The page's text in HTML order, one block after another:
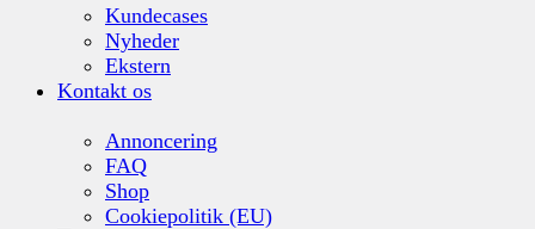
Kundecases
Nyheder
Ekstern
Kontakt os
Annoncering
FAQ
Shop
Cookiepolitik (EU)